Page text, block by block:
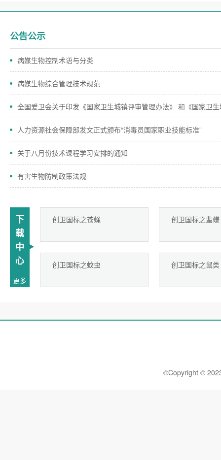
公告公示
病媒生物控制术语与分类
病媒生物综合管理技术规范
人力资源社会保障部发文正式颁布“消毒员国家职业技能标准”
关于八月份技术课程学习安排的通知
有害生物防制政策法规
下
载
中
心
更多
创卫国标之苍蝇 创卫国标之蜚螊
创卫国标之蚊虫 创卫国标之鼠类
©Copyright ©